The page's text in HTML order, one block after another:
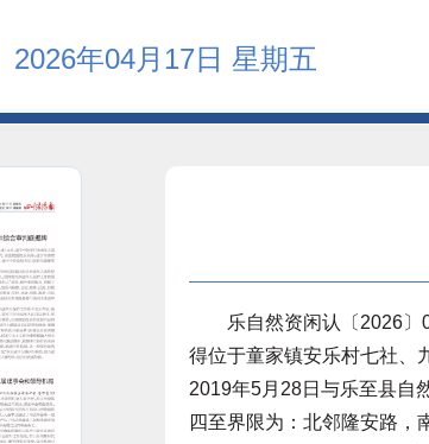
2026年04月17日 星期五
乐自然资闲认〔2026〕
得位于童家镇安乐村七社、
2019年5月28日与乐至县自
四至界限为：北邻隆安路，